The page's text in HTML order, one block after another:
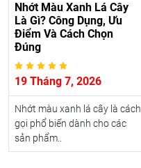
Nhớt Màu Xanh Lá Cây
Là Gì? Công Dụng, Ưu
Điểm Và Cách Chọn
Đúng
19 Tháng 7, 2026
Nhớt màu xanh lá cây là cách
gọi phổ biến dành cho các
sản phẩm..